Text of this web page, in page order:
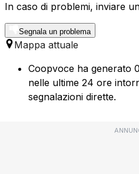
In caso di problemi, inviare
Segnala un problema
Mappa attuale
Coopvoce ha generato
nelle ultime 24 ore
segnalazioni dirette.